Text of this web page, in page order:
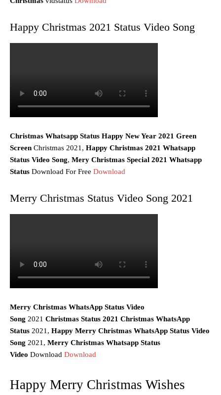
Happy Christmas 2021 Status Video Song
Christmas Whatsapp Status Happy New Year 2021 Green
Screen Christmas 2021, Happy Christmas 2021 Whatsapp
Status Video Song, Mery Christmas Special 2021 Whatsapp
Status Download For Free Download
Merry Christmas Status Video Song 2021
Merry Christmas WhatsApp Status Video
Song 2021 Christmas Status 2021 Christmas WhatsApp
Status 2021, Happy Merry Christmas WhatsApp Status Video
Song 2021, Merry Christmas Whatsapp Status
Video Download Download
Happy Merry Christmas Wishes